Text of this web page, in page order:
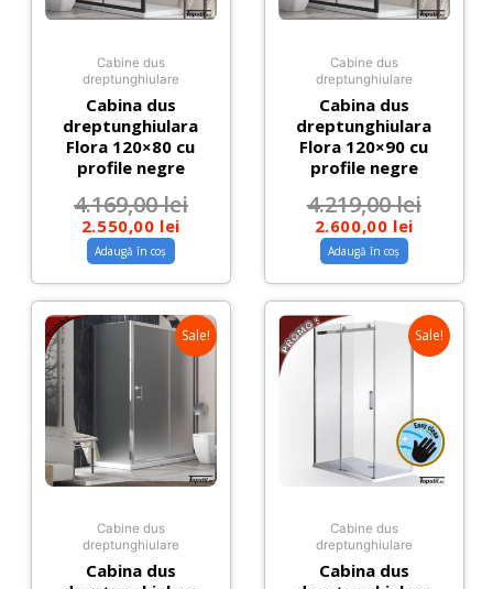
Cabine dus
dreptunghiulare
Cabina dus
dreptunghiulara
Flora 120×80 cu
profile negre
4.169,00lei
2.550,00 lei
Adaugă în coș
Cabine dus
dreptunghiulare
Cabina dus
dreptunghiulara
Flora 120×90 cu
profile negre
4.219,00lei
2.600,00 lei
Adaugă în coș
Sale!
Cabine dus
dreptunghiulare
Cabina dus
Sale!
Cabine dus
dreptunghiulare
Cabina dus